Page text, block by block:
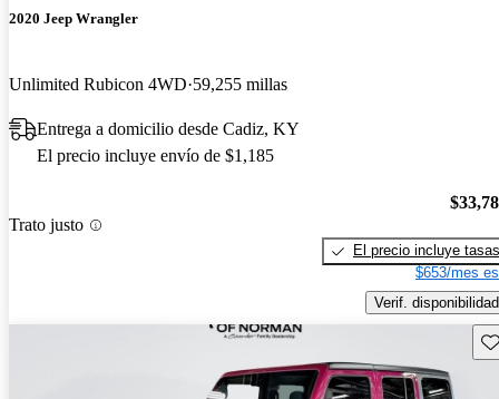
2020 Jeep Wrangler
Unlimited Rubicon 4WD 59,255 millas
Entrega a domicilio desde Cadiz, KY
El precio incluye envío de $1,185
Trato justo
El precio incluye tasas
$653/mes
Verif. disponibilidad